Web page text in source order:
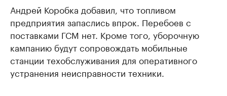
Андрей Коробка добавил, что топливом
предприятия запаслись впрок. Перебоев с
поставками ГСМ нет. Кроме того, уборочную
кампанию будут сопровождать мобильные
станции техобслуживания для оперативного
устранения неисправности техники.